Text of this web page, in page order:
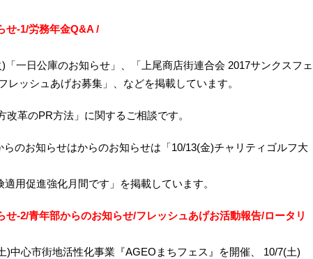
せ-1/労務年金Q&A /
「一日公庫のお知らせ」、「上尾商店街連合会 2017サンクスフェ
レッシュあげお募集」、などを掲載しています。
改革のPR方法」に関するご相談です。
らのお知らせはからのお知らせは「10/13(金)チャリティゴルフ大
用促進強化月間です」を掲載しています。
-2/青年部からのお知らせ/フレッシュあげお活動報告/ロータリ
)中心市街地活性化事業『AGEOまちフェス』を開催、 10/7(土)